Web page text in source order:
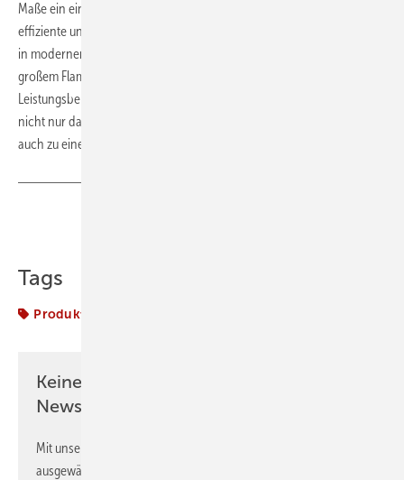
Maße ein einmaliges Feuererlebnis aus jedem Blickwinkel. Die
effiziente und energiesparende Verbrennungstechnik, bietet gerade
in modernen Häusern und Wohnungen, die perfekte Mischung aus
großem Flammenbild bei gleichzeitig geringer Wärmeabgabe, da der
Leistungsbereich unter der Grenze von 7 kW bleibt. Dies erleichtert
nicht nur das Arbeiten mit einem Außenwandanschluss, sondern führt
auch zu einer geringeren Wärmeabgabe in den Aufstellraum.
Tags
Produkte
Keine Zeit? Kein Problem mit dem K&L
Newsletter!
Mit unserem Newsletter erhalten Sie regelmäßig von uns
ausgewählte Informationen und Neuigkeiten, gebündelt und